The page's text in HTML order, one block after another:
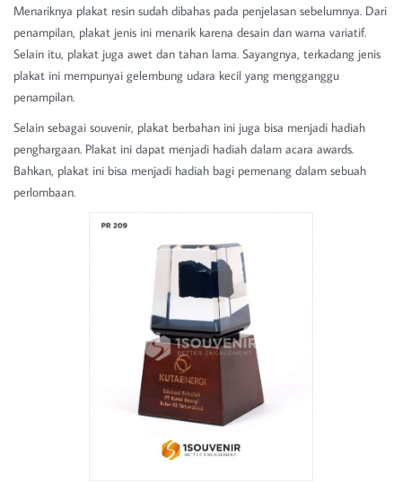
Menariknya plakat resin sudah dibahas pada penjelasan sebelumnya. Dari
penampilan, plakat jenis ini menarik karena desain dan warna variatif.
Selain itu, plakat juga awet dan tahan lama. Sayangnya, terkadang jenis
plakat ini mempunyai gelembung udara kecil yang mengganggu
penampilan.
Selain sebagai souvenir, plakat berbahan ini juga bisa menjadi hadiah
penghargaan. Plakat ini dapat menjadi hadiah dalam acara awards.
Bahkan, plakat ini bisa menjadi hadiah bagi pemenang dalam sebuah
perlombaan.